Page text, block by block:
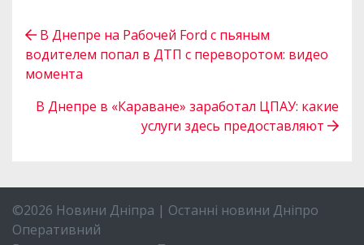
В Днепре на Рабочей Ford с пьяным
водителем попал в ДТП с переворотом: видео
момента
В Днепре в «Караване» заработал ЦПАУ: какие
услуги здесь предоставляют
©2026 Новини Дніпра | Останні новини Дніпро
Оперативний